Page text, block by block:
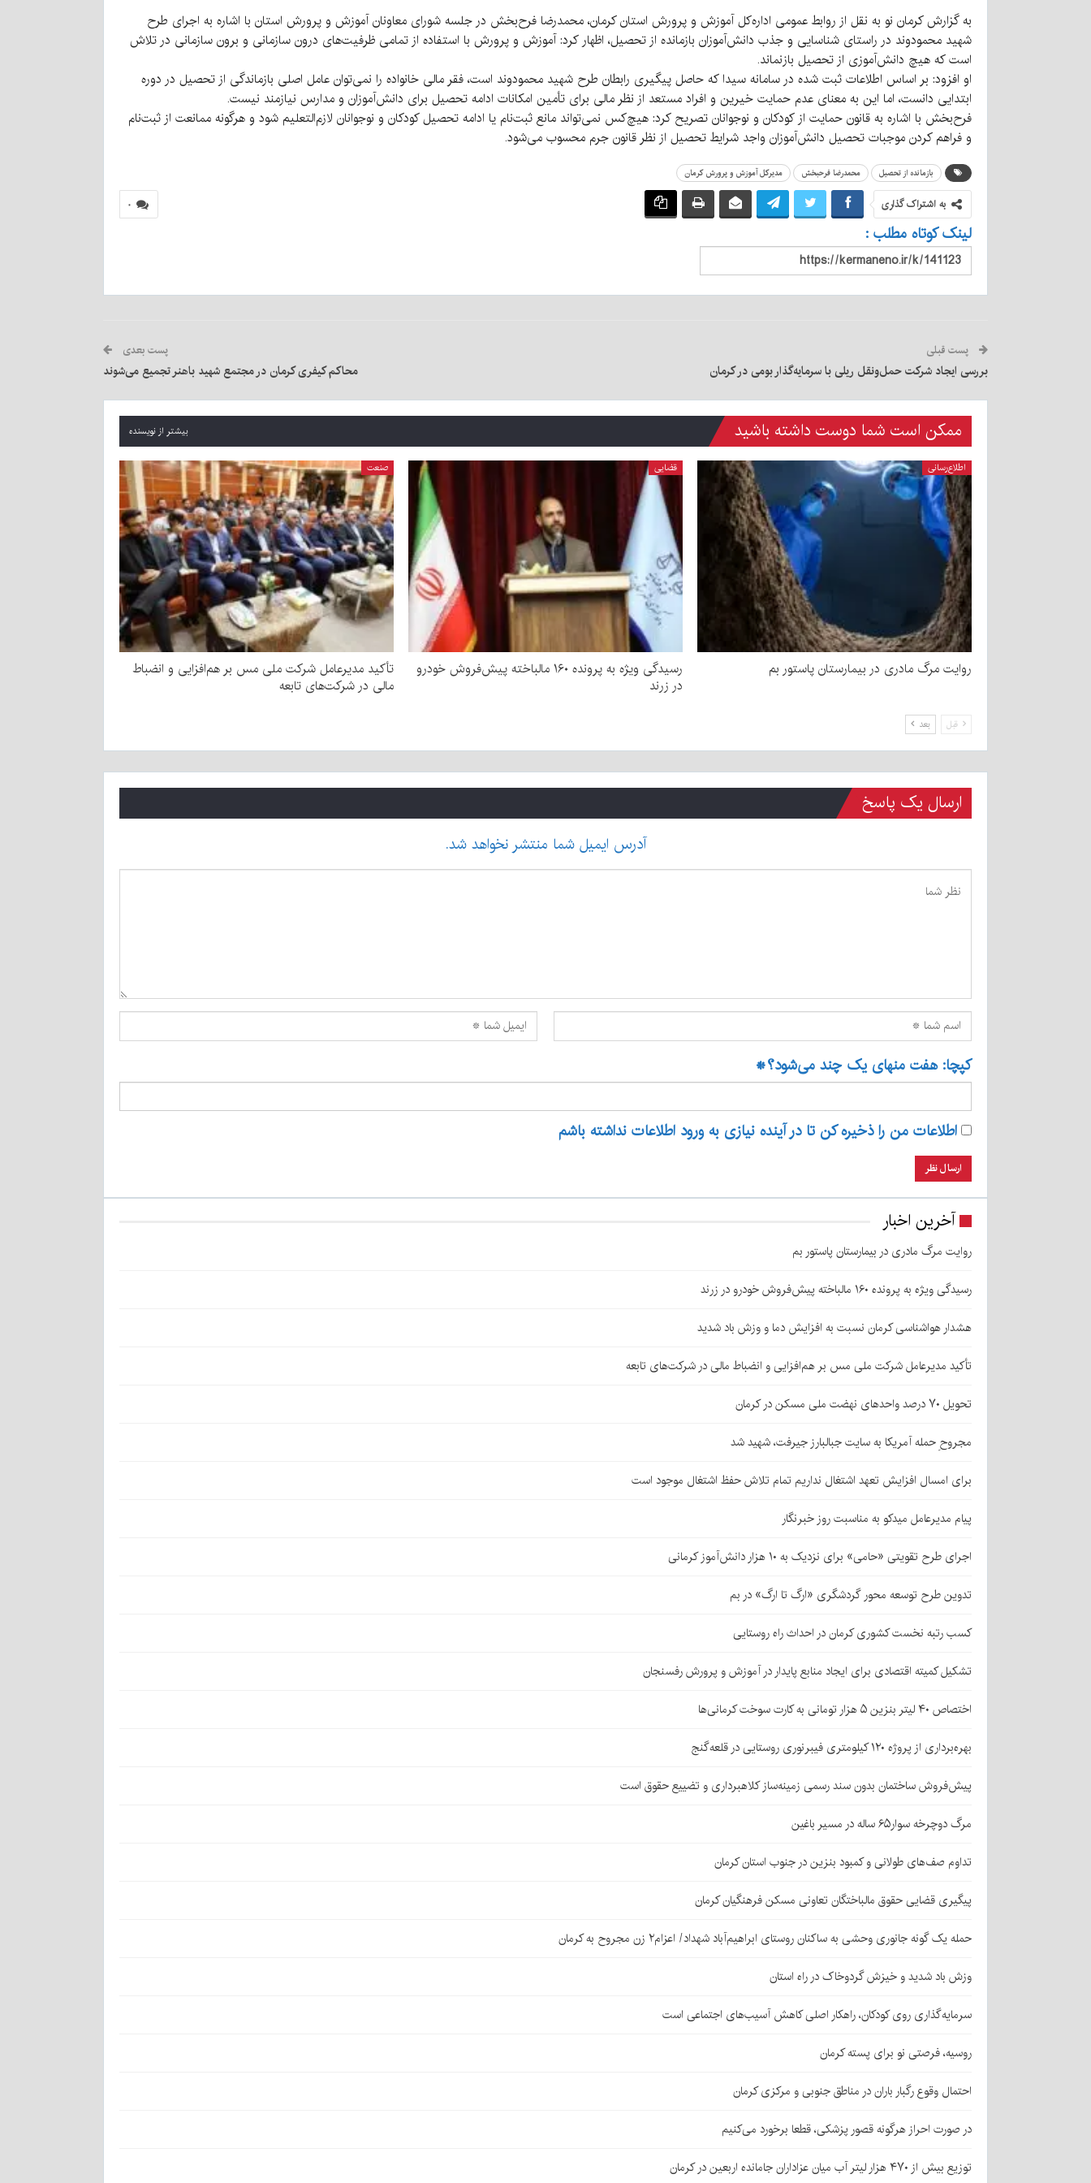
به گزارش کرمان نو به نقل از روابط عمومی اداره‌کل آموزش و پرورش استان کرمان، محمدرضا فرح‌بخش در جلسه شورای معاونان آموزش و پرورش استان با اشاره به اجرای طرح
شهید محمودوند در راستای شناسایی و جذب دانش‌آموزان بازمانده از تحصیل، اظهار کرد: آموزش و پرورش با استفاده از تمامی ظرفیت‌های درون سازمانی و برون سازمانی در تلاش
است که هیچ دانش‌آموزی از تحصیل بازنماند.
او افزود: بر اساس اطلاعات ثبت شده در سامانه سیدا که حاصل پیگیری رابطان طرح شهید محمودوند است، فقر مالی خانواده را نمی‌توان عامل اصلی بازماندگی از تحصیل در دوره
ابتدایی دانست، اما این به معنای عدم حمایت خیرین و افراد مستعد از نظر مالی برای تأمین امکانات ادامه تحصیل برای دانش‌آموزان و مدارس نیازمند نیست.
فرح‌بخش با اشاره به قانون حمایت از کودکان و نوجوانان تصریح کرد: هیچ‌کس نمی‌تواند مانع ثبت‌نام یا ادامه تحصیل کودکان و نوجوانان لازم‌التعلیم شود و هرگونه ممانعت از ثبت‌نام
و فراهم کردن موجبات تحصیل دانش‌آموزان واجد شرایط تحصیل از نظر قانون جرم محسوب می‌شود.
بازمانده از تحصیل محمدرضا فرحبخش مدیرکل آموزش و پرورش کرمان
۰ به اشتراک گذاری
لینک کوتاه مطلب :
پست قبلی
بررسی ایجاد شرکت حمل‌ونقل ریلی با سرمایه‌گذار بومی در کرمان
پست بعدی
محاکم کیفری کرمان در مجتمع شهید باهنر تجمیع می‌شوند
ممکن است شما دوست داشته باشید بیشتر از نویسنده
اطلاع‌رسانی
روایت مرگ مادری در بیمارستان پاستور بم
قضایی
رسیدگی ویژه به پرونده ۱۶۰ مالباخته پیش‌فروش خودرو
در زرند
صنعت
تأکید مدیرعامل شرکت ملی مس بر هم‌افزایی و انضباط
مالی در شرکت‌های تابعه
قبل بعد
ارسال یک پاسخ
آدرس ایمیل شما منتشر نخواهد شد.
کپچا: هفت منهای یک چند می‌شود؟*
اطلاعات من را ذخیره کن تا در آینده نیازی به ورود اطلاعات نداشته باشم
آخرین اخبار
روایت مرگ مادری در بیمارستان پاستور بم
رسیدگی ویژه به پرونده ۱۶۰ مالباخته پیش‌فروش خودرو در زرند
هشدار هواشناسی کرمان نسبت به افزایش دما و وزش باد شدید
تأکید مدیرعامل شرکت ملی مس بر هم‌افزایی و انضباط مالی در شرکت‌های تابعه
تحویل ۷۰ درصد واحدهای نهضت ملی مسکن در کرمان
مجروحِ حمله آمریکا به سایت جبالبارز جیرفت، شهید شد
برای امسال افزایش تعهد اشتغال نداریم تمام تلاش حفظ اشتغال موجود است
پیام مدیرعامل میدکو به مناسبت روز خبرنگار
اجرای طرح تقویتی «حامی» برای نزدیک به ۱۰ هزار دانش‌آموز کرمانی
تدوین طرح توسعه محور گردشگری «ارگ تا ارگ» در بم
کسب رتبه نخست کشوری کرمان در احداث راه روستایی
تشکیل کمیته اقتصادی برای ایجاد منابع پایدار در آموزش و پرورش رفسنجان
اختصاص ۴۰ لیتر بنزین ۵ هزار تومانی به کارت سوخت کرمانی‌ها
بهره‌برداری از پروژه ۱۲۰ کیلومتری فیبرنوری روستایی در قلعه‌گنج
پیش‌فروش ساختمان بدون سند رسمی زمینه‌ساز کلاهبرداری و تضییع حقوق است
مرگ دوچرخه سوار۶۵ ساله در مسیر باغین
تداوم صف‌های طولانی و کمبود بنزین در جنوب استان کرمان
پیگیری قضایی حقوق مالباختگان تعاونی مسکن فرهنگیان کرمان
حمله یک گونه جانوری وحشی به ساکنان روستای ابراهیم‌آباد شهداد/ اعزام۲ زن مجروح به کرمان
وزش باد شدید و خیزش گردوخاک در راه استان
سرمایه‌گذاری روی کودکان، راهکار اصلی کاهش آسیب‌های اجتماعی است
روسیه، فرصتی نو برای پسته کرمان
احتمال وقوع رگبار باران در مناطق جنوبی و مرکزی کرمان
در صورت احراز هرگونه قصور پزشکی، قطعا برخورد می‌کنیم
توزیع بیش از ۴۷۰ هزار لیتر آب میان عزاداران جامانده اربعین در کرمان